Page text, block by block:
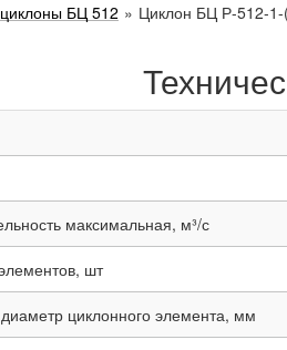
БЦ 512 » Циклон БЦ Р-512-1-
максимальная, м³/с
шт
циклонного элемента, мм